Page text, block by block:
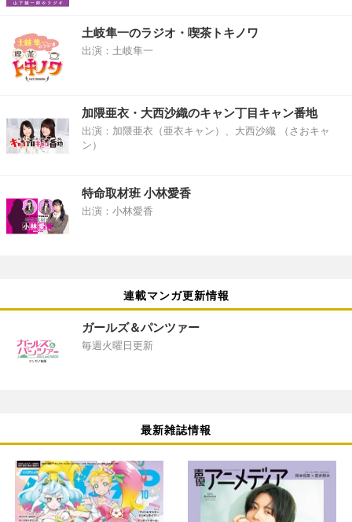
土岐隼一のラジオ・喫茶トキノワ
出演：土岐隼一
加隈亜衣・大西沙織のキャン丁目キャン番地
出演：加隈亜衣（亜衣キャン）、大西沙織 （さおキャ
ン）
特命取材班 小林愛香
出演：小林愛香
連載マンガ更新情報
ガールズ＆パンツァー
毎週火曜日更新
最新雑誌情報